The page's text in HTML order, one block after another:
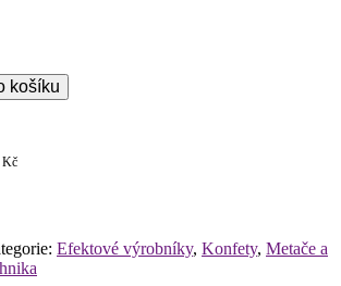
košíku
Kč
Efektové výrobníky, Konfety, Metače a